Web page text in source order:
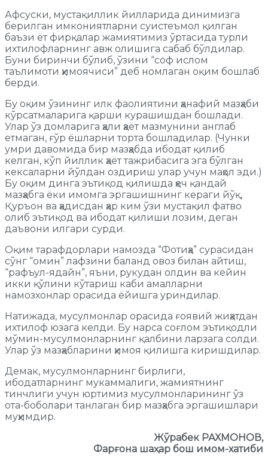
Афсуски, мустақиллик йилларида динимизга
берилган имкониятларни суистеъмол қилган
баъзи ёт фирқалар жамиятимиз ўртасида турли
ихтилофларнинг авж олишига сабаб бўлдилар.
Буни биринчи бўлиб, ўзини “соф ислом
таълимоти ҳимоячиси” деб номлаган оқим бошлаб
берди.
Бу оқим ўзининг илк фаолиятини ҳанафий мазҳаби
кўрсатмаларига қарши курашишдан бошлади.
Улар ўз домларига ҳали ҳаёт мазмунини англаб
етмаган, ғўр ёшларни торта бошладилар. (Чунки
умри давомида бир мазҳабда ибодат қилиб
келган, кўп йиллик ҳаёт тажрибасига эга бўлган
кексаларни йўлдан оздириш улар учун маҳол эди.)
Бу оқим динга эътиқод қилишда ҳеч қандай
мазҳабга ёки имомга эргашишнинг кераги йўқ,
Қуръон ва ҳадисдан ҳар ким ўзи мустақил фатво
олиб эътиқод ва ибодат қилиши лозим, деган
даъвони илгари сурди.
Оқим тарафдорлари намозда “Фотиҳа” сурасидан
сўнг “омин” лафзини баланд овоз билан айтиш,
“рафъул-ядайн”, яъни, рукудан олдин ва кейин
икки қўлини кўтариш каби амалларни
намозхонлар орасида ёйишга уриндилар.
Натижада, мусулмонлар орасида ғоявий жиҳатдан
ихтилоф юзага келди. Бу нарса соғлом эътиқодли
мўмин-мусулмонларнинг қалбини ларзага солди.
Улар ўз мазҳабларини ҳимоя қилишга киришдилар.
Демак, мусулмонларнинг бирлиги,
ибодатларнинг мукаммалиги, жамиятнинг
тинчлиги учун юртимиз мусулмонларининг ўз
ота-боболари танлаган бир мазҳабга эргашишлари
муҳимдир.
Жўрабек РАХМOНОВ,
Фарғона шаҳар бош имом-хатиби